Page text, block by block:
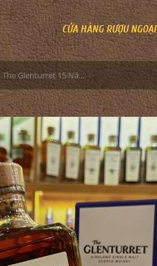
CỬA HÀNG RƯỢU NGOẠI
Rượu The Glenturret 15 Năm